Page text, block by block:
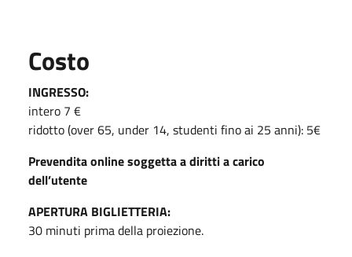
Costo
INGRESSO:
intero 7 €
ridotto (over 65, under 14, studenti fino ai 25 anni): 5€
Prevendita online soggetta a diritti a carico
dell’utente
APERTURA BIGLIETTERIA:
30 minuti prima della proiezione.